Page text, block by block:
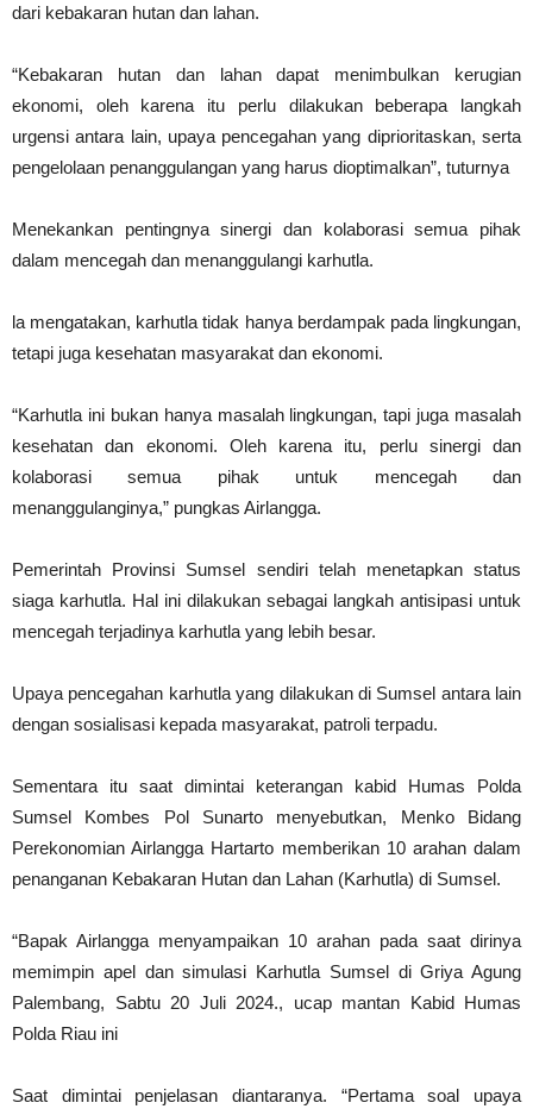
dari kebakaran hutan dan lahan.
“Kebakaran hutan dan lahan dapat menimbulkan kerugian
ekonomi, oleh karena itu perlu dilakukan beberapa langkah
urgensi antara lain, upaya pencegahan yang diprioritaskan, serta
pengelolaan penanggulangan yang harus dioptimalkan”, tuturnya
Menekankan pentingnya sinergi dan kolaborasi semua pihak
dalam mencegah dan menanggulangi karhutla.
la mengatakan, karhutla tidak hanya berdampak pada lingkungan,
tetapi juga kesehatan masyarakat dan ekonomi.
“Karhutla ini bukan hanya masalah lingkungan, tapi juga masalah
kesehatan dan ekonomi. Oleh karena itu, perlu sinergi dan
kolaborasi semua pihak untuk mencegah dan
menanggulanginya,” pungkas Airlangga.
Pemerintah Provinsi Sumsel sendiri telah menetapkan status
siaga karhutla. Hal ini dilakukan sebagai langkah antisipasi untuk
mencegah terjadinya karhutla yang lebih besar.
Upaya pencegahan karhutla yang dilakukan di Sumsel antara lain
dengan sosialisasi kepada masyarakat, patroli terpadu.
Sementara itu saat dimintai keterangan kabid Humas Polda
Sumsel Kombes Pol Sunarto menyebutkan, Menko Bidang
Perekonomian Airlangga Hartarto memberikan 10 arahan dalam
penanganan Kebakaran Hutan dan Lahan (Karhutla) di Sumsel.
“Bapak Airlangga menyampaikan 10 arahan pada saat dirinya
memimpin apel dan simulasi Karhutla Sumsel di Griya Agung
Palembang, Sabtu 20 Juli 2024., ucap mantan Kabid Humas
Polda Riau ini
Saat dimintai penjelasan diantaranya. “Pertama soal upaya